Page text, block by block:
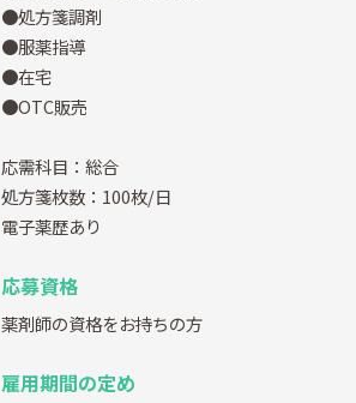
●処方箋調剤
●服薬指導
●在宅
●OTC販売
応需科目：総合
処方箋枚数：100枚/日
電子薬歴あり
応募資格
薬剤師の資格をお持ちの方
雇用期間の定め